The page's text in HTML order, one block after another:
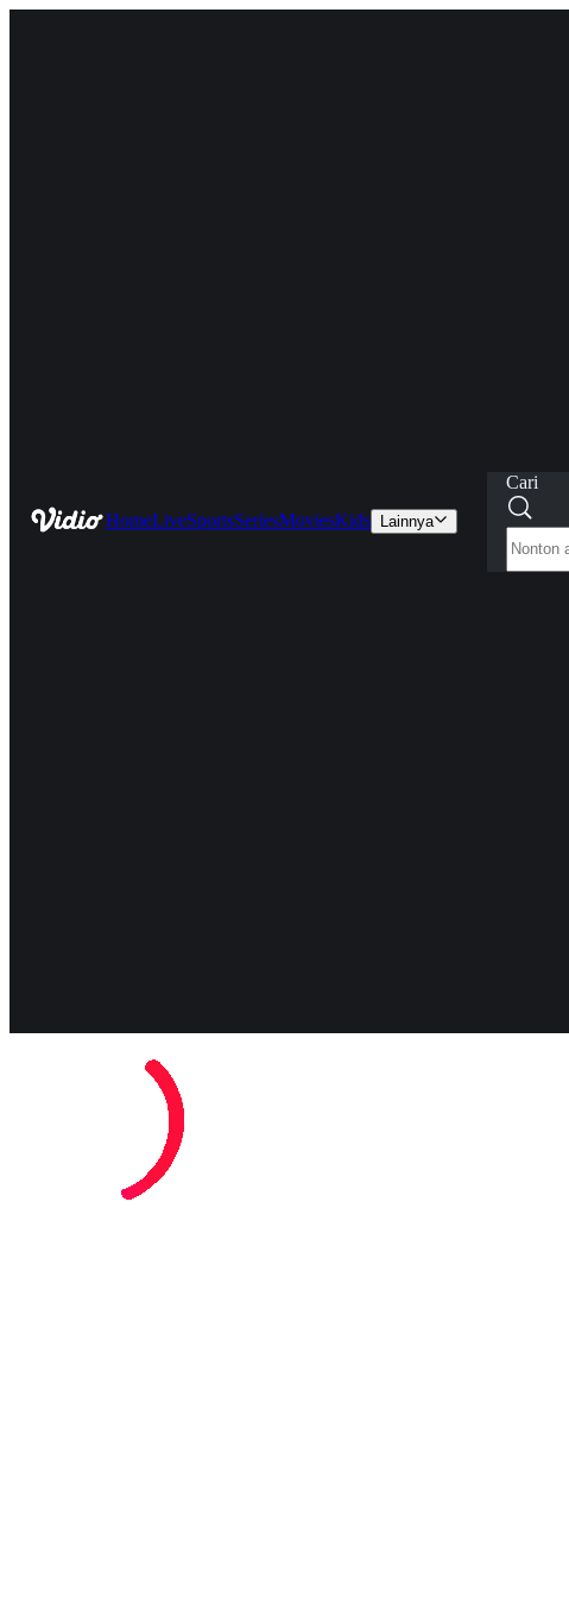
HomeLiveSportsSeriesMoviesKids Lainnya
Cari